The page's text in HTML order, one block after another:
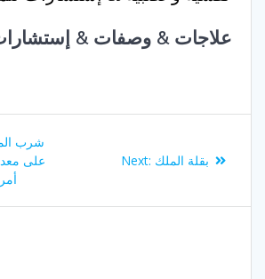
علاجات & وصفات &
شرب
على
Next: Next
بقلة الملك